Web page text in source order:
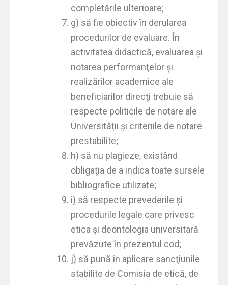
completările ulterioare;
g) să fie obiectiv în derularea
procedurilor de evaluare. În
activitatea didactică, evaluarea şi
notarea performanţelor şi
realizărilor academice ale
beneficiarilor direcţi trebuie să
respecte politicile de notare ale
Universității şi criteriile de notare
prestabilite;
h) să nu plagieze, existând
obligaţia de a indica toate sursele
bibliografice utilizate;
i) să respecte prevederile şi
procedurile legale care privesc
etica şi deontologia universitară
prevăzute în prezentul cod;
j) să pună în aplicare sancţiunile
stabilite de Comisia de etică, de